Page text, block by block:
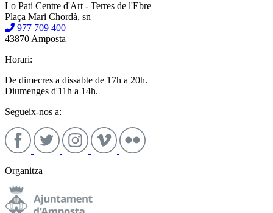
Lo Pati Centre d'Art - Terres de l'Ebre
Plaça Mari Chordà, sn
977 709 400
43870 Amposta
Horari:
De dimecres a dissabte de 17h a 20h.
Diumenges d'11h a 14h.
Segueix-nos a:
Organitza